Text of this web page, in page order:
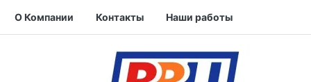
О Компании Контакты Наши работы